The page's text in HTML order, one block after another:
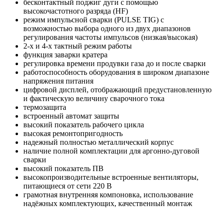
бесконтактный поджиг дуги с помощью
высокочастотного разряда (HF)
режим импульсной сварки (PULSE TIG) с
возможностью выбора одного из двух диапазонов
регулирования частоты импульсов (низкая/высокая)
2-х и 4-х тактный режим работы
функция заварки кратера
регулировка времени продувки газа до и после сварки
работоспособность оборудования в широком диапазоне
напряжения питания
цифровой дисплей, отображающий предустановленную
и фактическую величину сварочного тока
термозащита
встроенный автомат защиты
высокий показатель рабочего цикла
высокая ремонтопригодность
надежный полностью металлический корпус
наличие полной комплектации для аргонно-дуговой
сварки
высокий показатель ПВ
высокопроизводительные встроенные вентиляторы,
питающиеся от сети 220 В
грамотная внутренняя компоновка, использование
надёжных комплектующих, качественный монтаж